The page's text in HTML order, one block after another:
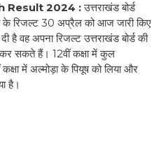
Result 2024 :उत्तराखंड बोर्ड
के रिजल्ट 30 अप्रैल को आज जारी किए
है वह अपना रिजल्ट उत्तराखंड बोर्ड की
सकते हैं। 12वीं कक्षा में कुल
में अल्मोड़ा के पियूष को लिया और
है।